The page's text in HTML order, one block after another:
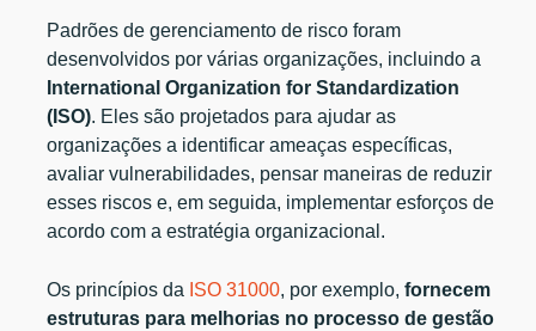
Padrões de gerenciamento de risco foram
desenvolvidos por várias organizações, incluindo a
International Organization for Standardization
(ISO). Eles são projetados para ajudar as
organizações a identificar ameaças específicas,
avaliar vulnerabilidades, pensar maneiras de reduzir
esses riscos e, em seguida, implementar esforços de
acordo com a estratégia organizacional.
Os princípios da ISO 31000, por exemplo,fornecem
estruturas para melhorias no processo de gestão